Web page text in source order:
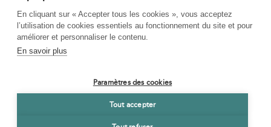
En cliquant sur « Accepter tous les cookies », vous acceptez
l’utilisation de cookies essentiels au fonctionnement du site et pour
améliorer et personnaliser le contenu.
En savoir plus
Paramètres des cookies
Tout accepter
Newsletter
La Vie des Classiques